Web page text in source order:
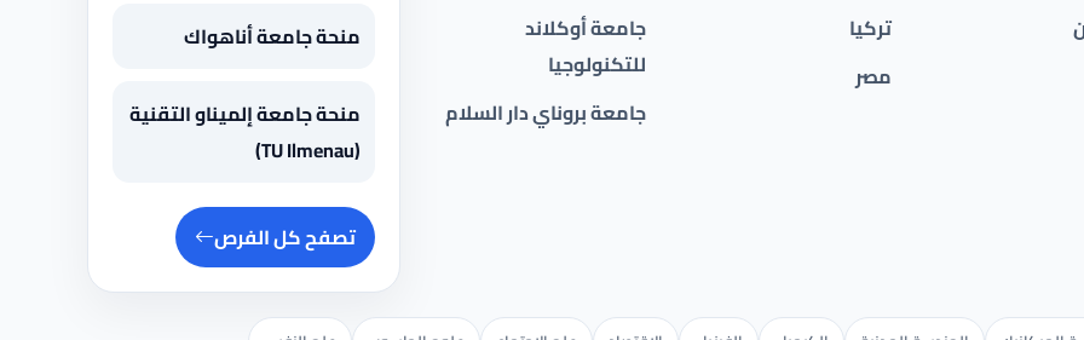
تركيا
مصر
جامعة أوكلاند
للتكنولوجيا
جامعة بروناي دار السلام
منحة جامعة أناهواك
منحة جامعة إلميناو التقنية
(TU Ilmenau)
تصفح كل الفرص